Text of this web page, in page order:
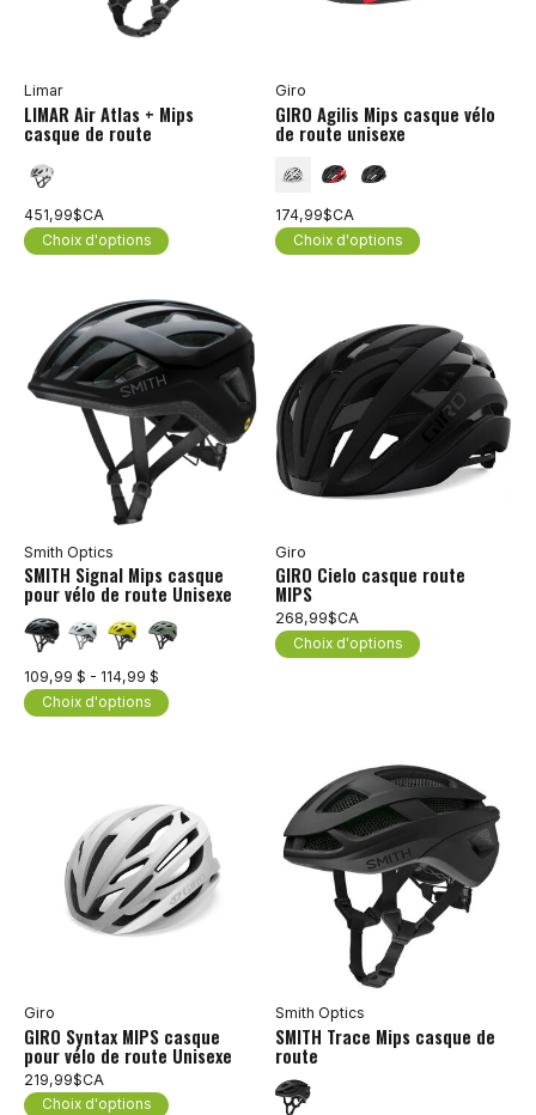
Limar
LIMAR Air Atlas + Mips
casque de route
451,99$CA
Choix d'options
Giro
GIRO Agilis Mips casque vélo
de route unisexe
174,99$CA
Choix d'options
Smith Optics
SMITH Signal Mips casque
pour vélo de route Unisexe
109,99 $ - 114,99 $
Choix d'options
Giro
GIRO Cielo casque route
MIPS
268,99$CA
Choix d'options
Giro
GIRO Syntax MIPS casque
pour vélo de route Unisexe
219,99$CA
Choix d'options
Smith Optics
SMITH Trace Mips casque de
route